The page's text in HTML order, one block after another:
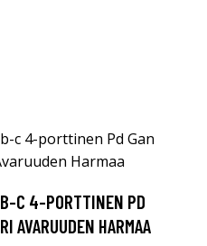
C 4-PORTTINEN PD
AVARUUDEN HARMAA